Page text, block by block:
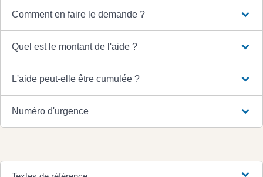
Comment en faire le demande ?
Quel est le montant de l'aide ?
L'aide peut-elle être cumulée ?
Numéro d'urgence